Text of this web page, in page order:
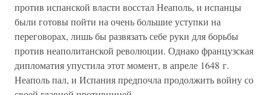
против испанской власти восстал Неаполь, и испанцы
были готовы пойти на очень большие уступки на
переговорах, лишь бы развязать себе руки для борьбы
против неаполитанской революции. Однако французская
дипломатия упустила этот момент, в апреле 1648 г.
Неаполь пал, и Испания предпочла продолжить войну со